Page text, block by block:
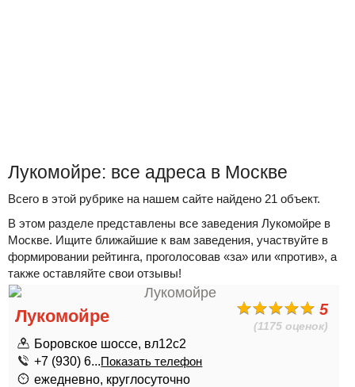
Лукомойре: все адреса в Москве
Всего в этой рубрике на нашем сайте найдено 21 объект.
В этом разделе представлены все заведения Лукомойре в
Москве. Ищите ближайшие к вам заведения, участвуйте в
формировании рейтинга, проголосовав «за» или «против», а
также оставляйте свои отзывы!
5
(1175 оценок)
Лукомойре
Боровское шоссе, вл12с2
+7 (930) 6...Показать телефон
ежедневно, круглосуточно